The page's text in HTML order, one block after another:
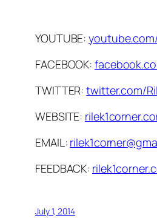
YOUTUBE:
FACEBOOK:
TWITTER:twitter.com/
WEBSITE:
EMAIL:
FEEDBACK:
July 1, 2014